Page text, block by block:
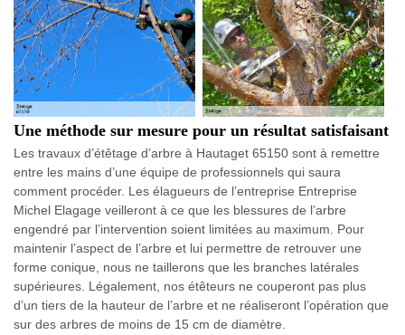
Une méthode sur mesure pour un résultat satisfaisant
Les travaux d’étêtage d’arbre à Hautaget 65150 sont à remettre
entre les mains d’une équipe de professionnels qui saura
comment procéder. Les élagueurs de l’entreprise Entreprise
Michel Elagage veilleront à ce que les blessures de l’arbre
engendré par l’intervention soient limitées au maximum. Pour
maintenir l’aspect de l’arbre et lui permettre de retrouver une
forme conique, nous ne taillerons que les branches latérales
supérieures. Légalement, nos étêteurs ne couperont pas plus
d’un tiers de la hauteur de l’arbre et ne réaliseront l’opération que
sur des arbres de moins de 15 cm de diamètre.